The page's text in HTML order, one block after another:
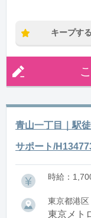
キープする
青山一丁目｜駅
サポート/
時給：
東京都港区
東京メト